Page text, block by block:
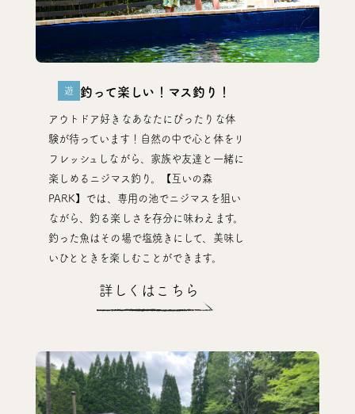
遊 釣って楽しい！マス釣り！
アウトドア好きなあなたにぴったりな体
験が待っています！自然の中で心と体をリ
フレッシュしながら、家族や友達と一緒に
楽しめるニジマス釣り。【互いの森
PARK】では、専用の池でニジマスを狙い
ながら、釣る楽しさを存分に味わえます。
釣った魚はその場で塩焼きにして、美味し
いひとときを楽しむことができます。
詳しくはこちら